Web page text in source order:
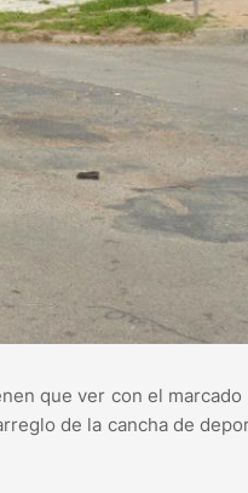
que ver con el
de la cancha de